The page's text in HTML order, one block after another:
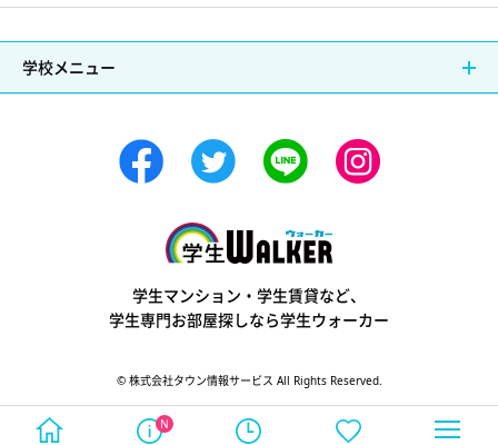
学校メニュー
学生マンション・学生賃貸など、
学生専門お部屋探しなら学生ウォーカー
© 株式会社タウン情報サービス All Rights Reserved.